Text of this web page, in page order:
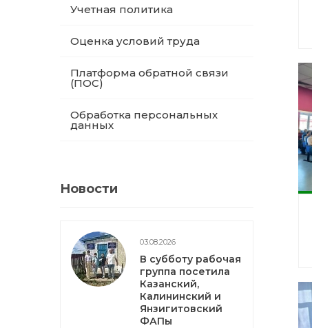
Учетная политика
Оценка условий труда
Платформа обратной связи
(ПОС)
Обработка персональных
данных
Новости
03.08.2026
В субботу рабочая
группа посетила
Казанский,
Калининский и
Янзигитовский
ФАПы